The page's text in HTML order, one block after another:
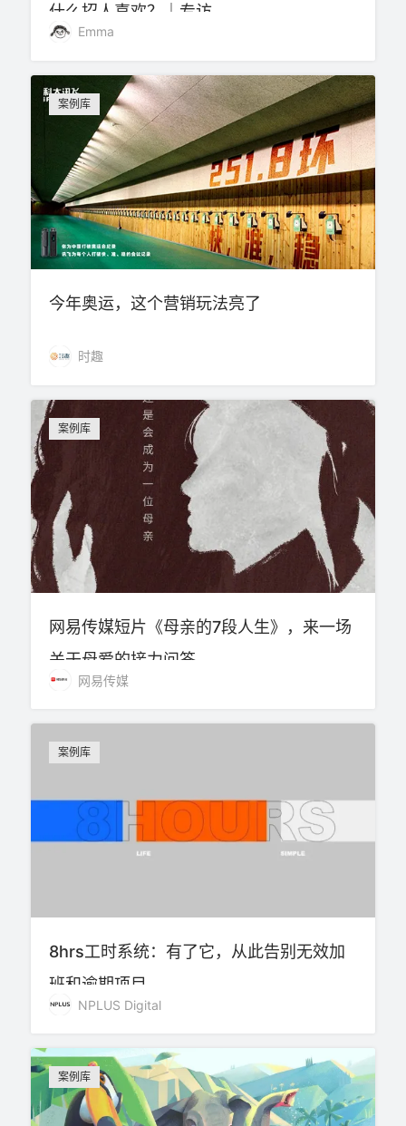
什么招人喜欢？｜专访
Emma
案例库
今年奥运，这个营销玩法亮了
时趣
案例库
网易传媒短片《母亲的7段人生》，来一场
关于母爱的接力问答
网易传媒
案例库
8hrs工时系统：有了它，从此告别无效加
班和逾期项目
NPLUS Digital
案例库